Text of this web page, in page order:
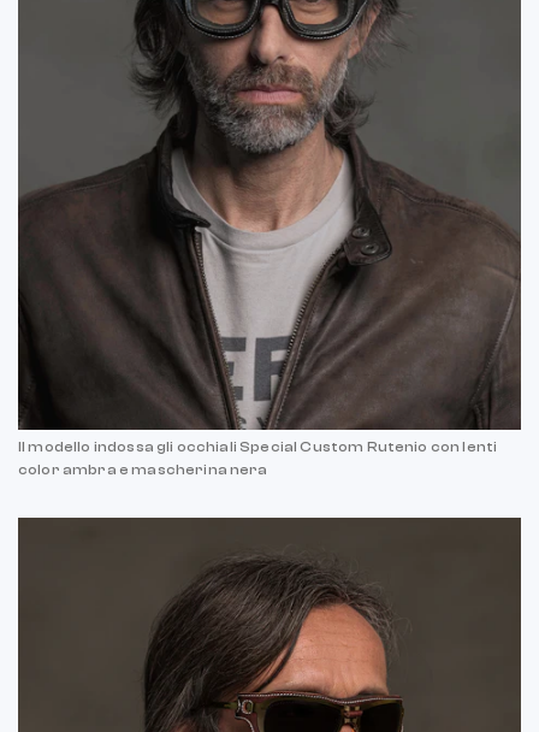
Il modello indossa gli occhiali Special Custom Rutenio con lenti
color ambra e mascherina nera